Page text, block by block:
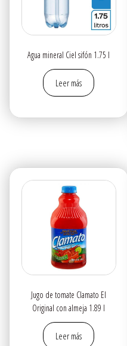
Agua mineral Ciel sifón 1.75 l
Leer más
Jugo de tomate Clamato El
Original con almeja 1.89 l
Leer más